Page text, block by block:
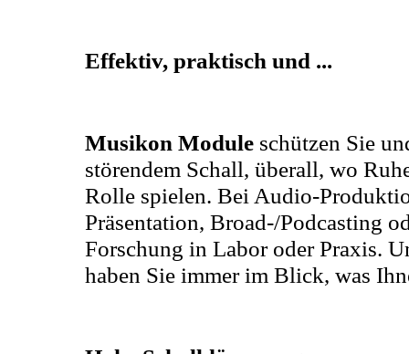
Effektiv, praktisch und ...
Musikon Module schützen Sie
störendem Schall, überall, wo
Rolle spielen. Bei Audio-
Präsentation, Broad-/Podcasting
Forschung in Labor oder Praxis.
haben Sie immer im Blick, was